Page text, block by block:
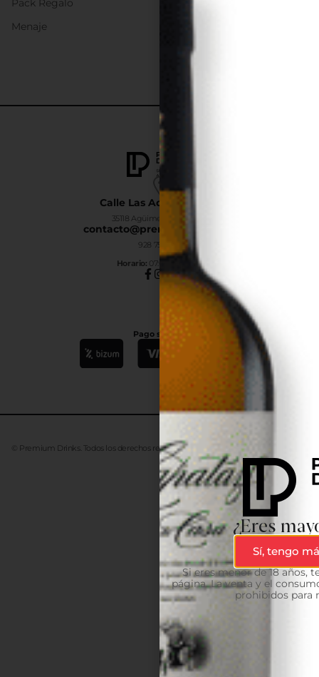
Calle Las Adelfas Nº6-B
35118 Agüimes, Las Palmas
contacto@premiumdrinks.es
928 754 363
Horario: 07:00h a 15:00h
Pago seguro
Pack Regalo
Menaje
© Premium Drinks. Todos los derechos reservados. Desarrollado Advanze
¿Eres
Sí, tengo
Si eres menor de 18 años,
página. La venta y el
prohibidos para